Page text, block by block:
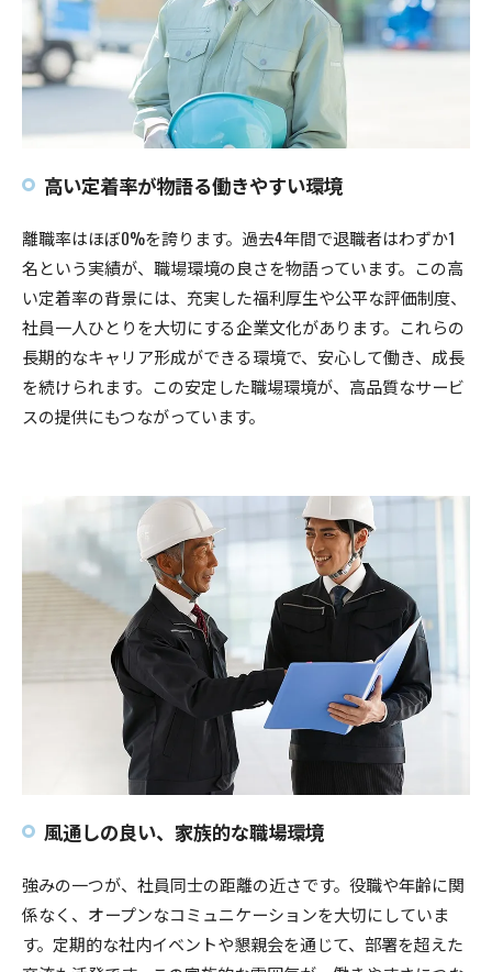
高い定着率が物語る働きやすい環境
離職率はほぼ0%を誇ります。過去4年間で退職者はわずか1
名という実績が、職場環境の良さを物語っています。この高
い定着率の背景には、充実した福利厚生や公平な評価制度、
社員一人ひとりを大切にする企業文化があります。これらの
長期的なキャリア形成ができる環境で、安心して働き、成長
を続けられます。この安定した職場環境が、高品質なサービ
スの提供にもつながっています。
風通しの良い、家族的な職場環境
強みの一つが、社員同士の距離の近さです。役職や年齢に関
係なく、オープンなコミュニケーションを大切にしていま
す。定期的な社内イベントや懇親会を通じて、部署を超えた